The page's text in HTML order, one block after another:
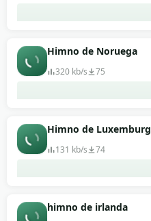
Himno de Noruega
320 kb/s 75
Himno de
131 kb/s 74
himno de irlanda